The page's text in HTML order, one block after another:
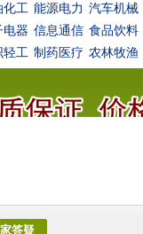
化工 能源电力 汽车机械
电器 信息通信 食品饮料
轻工 制药医疗 农林牧渔
答疑